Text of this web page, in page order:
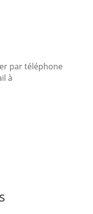
par téléphone
à